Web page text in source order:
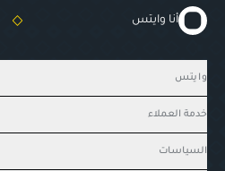
أنا وايتس
وايتس
خدمة العملاء
السياسات